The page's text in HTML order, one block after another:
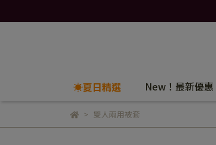
☀️夏日精選 New！最新優惠
雙人兩用被套